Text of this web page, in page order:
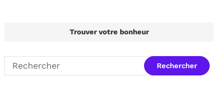
Trouver votre bonheur